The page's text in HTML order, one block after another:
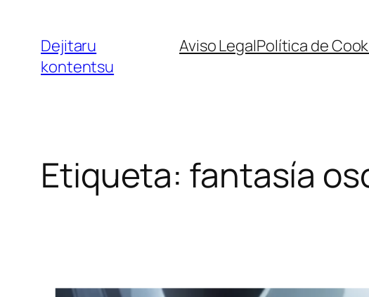
contenido
Dejitaru
kontentsu
Aviso LegalPolítica de
Etiqueta: fantasía